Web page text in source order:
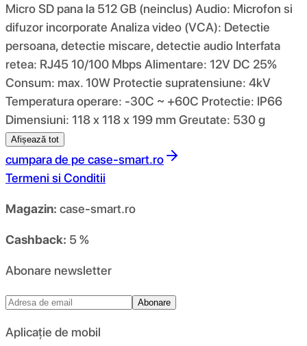
Micro SD pana la 512 GB (neinclus) Audio: Microfon si
difuzor incorporate Analiza video (VCA): Detectie
persoana, detectie miscare, detectie audio Interfata
retea: RJ45 10/100 Mbps Alimentare: 12V DC 25%
Consum: max. 10W Protectie supratensiune: 4kV
Temperatura operare: -30C ~ +60C Protectie: IP66
Dimensiuni: 118 x 118 x 199 mm Greutate: 530 g
Afișează tot
cumpara de pe case-smart.ro
Termeni si Conditii
Magazin: case-smart.ro
Cashback: 5 %
Abonare newsletter
Abonare
Aplicație de mobil